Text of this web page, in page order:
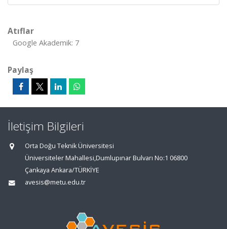
Atıflar
Google Akademik: 7
Paylaş
İletişim Bilgileri
Orta Doğu Teknik Üniversitesi
Üniversiteler Mahallesi,Dumlupınar Bulvarı No:1 06800
Çankaya Ankara/TÜRKİYE
avesis@metu.edu.tr